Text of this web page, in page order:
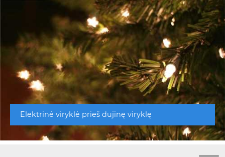
Elektrinė viryklė prieš dujinę viryklę